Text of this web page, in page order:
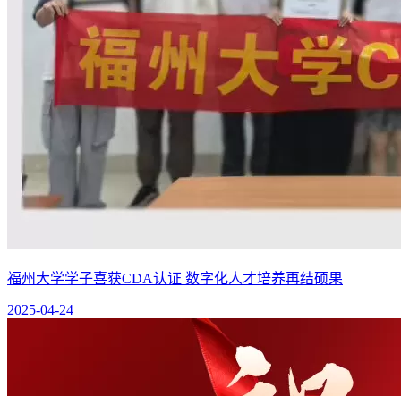
福州大学学子喜获CDA认证 数字化人才培养再结硕果
2025-04-24